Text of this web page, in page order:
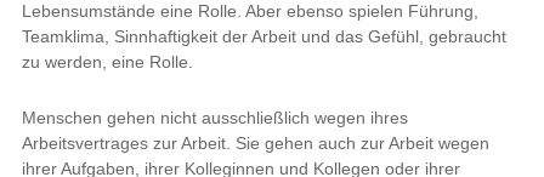
Lebensumstände eine Rolle. Aber ebenso spielen Führung,
Teamklima, Sinnhaftigkeit der Arbeit und das Gefühl, gebraucht
zu werden, eine Rolle.
Menschen gehen nicht ausschließlich wegen ihres
Arbeitsvertrages zur Arbeit. Sie gehen auch zur Arbeit wegen
ihrer Aufgaben, ihrer Kolleginnen und Kollegen oder ihrer